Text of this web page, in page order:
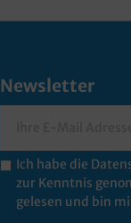
Newsletter
Ich habe die
zur Kenntnis
gelesen und bin